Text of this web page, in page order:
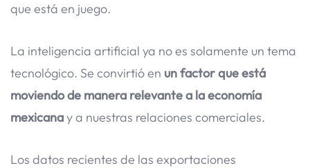
que está en juego.
La inteligencia artificial ya no es solamente un tema
tecnológico. Se convirtió en un factor que está
moviendo de manera relevante a la economía
mexicanay a nuestras relaciones comerciales.
Los datos recientes de las exportaciones